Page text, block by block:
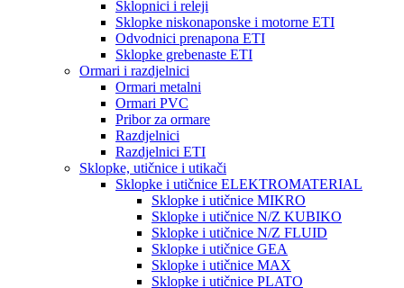
Sklopnici i releji
Sklopke niskonaponske i motorne ETI
Odvodnici prenapona ETI
Sklopke grebenaste ETI
Ormari i razdjelnici
Ormari metalni
Ormari PVC
Pribor za ormare
Razdjelnici
Razdjelnici ETI
Sklopke, utičnice i utikači
Sklopke i utičnice ELEKTROMATERIAL
Sklopke i utičnice MIKRO
Sklopke i utičnice N/Z KUBIKO
Sklopke i utičnice N/Z FLUID
Sklopke i utičnice GEA
Sklopke i utičnice MAX
Sklopke i utičnice PLATO